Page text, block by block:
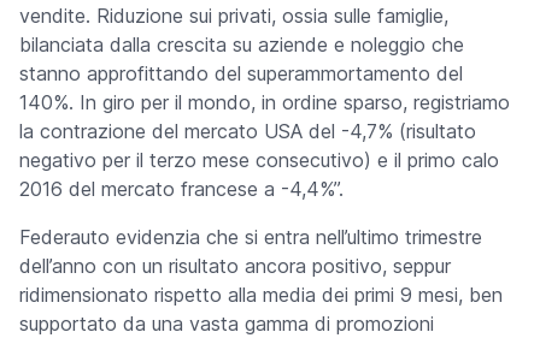
vendite. Riduzione sui privati, ossia sulle famiglie,
bilanciata dalla crescita su aziende e noleggio che
stanno approfittando del superammortamento del
140%. In giro per il mondo, in ordine sparso, registriamo
la contrazione del mercato USA del -4,7% (risultato
negativo per il terzo mese consecutivo) e il primo calo
2016 del mercato francese a -4,4%”.
Federauto evidenzia che si entra nell’ultimo trimestre
dell’anno con un risultato ancora positivo, seppur
ridimensionato rispetto alla media dei primi 9 mesi, ben
supportato da una vasta gamma di promozioni